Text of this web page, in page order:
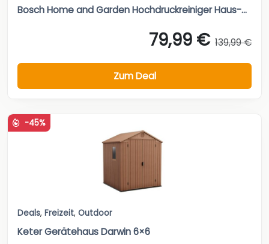
Bosch Home and Garden Hochdruckreiniger Haus-...
79,99 € 139,99 €
Zum Deal
-45%
Deals, Freizeit, Outdoor
Keter Gerätehaus Darwin 6×6